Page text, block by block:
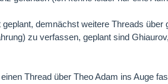
geplant, demnächst weitere Threads
zu verfassen, geplant sind
Thread über Theo Adam ins Auge